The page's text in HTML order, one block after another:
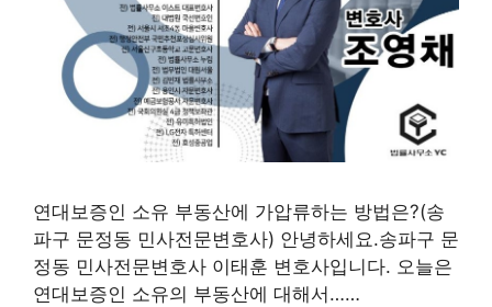
연대보증인 소유 부동산에 가압류하는 방법은?(송
파구 문정동 민사전문변호사) 안녕하세요.송파구 문
정동 민사전문변호사 이태훈 변호사입니다. 오늘은
연대보증인 소유의 부동산에 대해서……